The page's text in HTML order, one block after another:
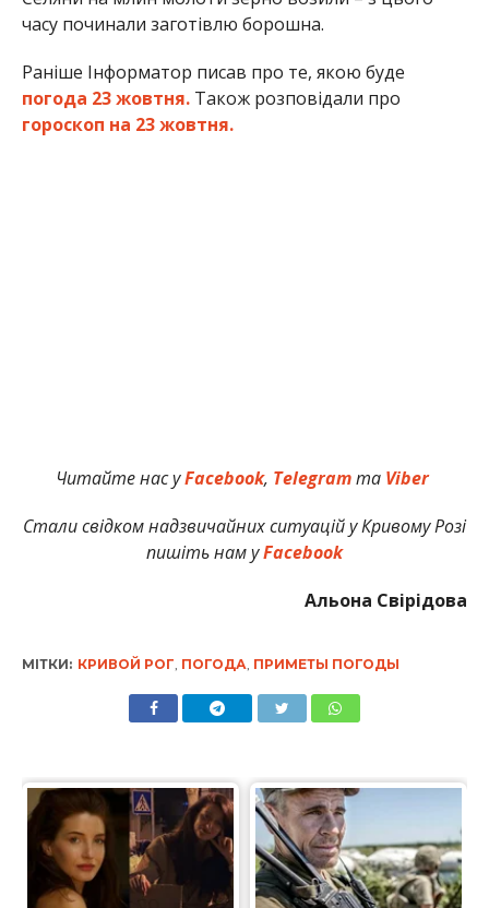
часу починали заготівлю борошна.
Раніше Інформатор писав про те, якою буде
погода 23 жовтня. Також розповідали про
гороскоп на 23 жовтня.
Читайте нас уFacebook, Telegramта Viber
Стали свідком надзвичайних ситуацій у Кривому Розі
пишіть нам уFacebook
Альона Свірідова
МІТКИ: КРИВОЙ РОГ ПОГОДА ПРИМЕТЫ ПОГОДЫ